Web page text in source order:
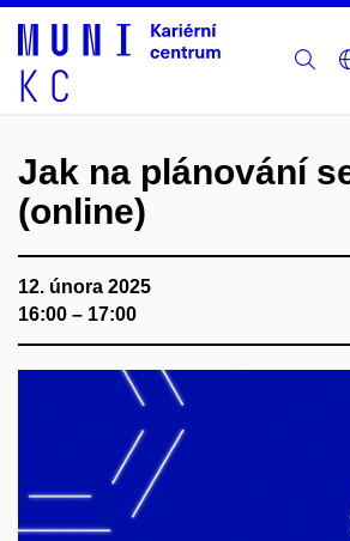
Jak na plánování
(online)
12. února 2025
16:00 – 17:00